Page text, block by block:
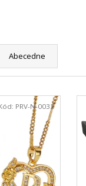
Abecedne
PRV-N-0032